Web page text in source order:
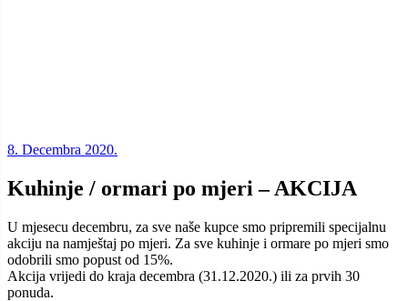
8. Decembra 2020.
Kuhinje / ormari po mjeri – AKCIJA
U mjesecu decembru, za sve naše kupce smo pripremili specijalnu
akciju na namještaj po mjeri. Za sve kuhinje i ormare po mjeri smo
odobrili smo popust od 15%.
Akcija vrijedi do kraja decembra (31.12.2020.) ili za prvih 30
ponuda.